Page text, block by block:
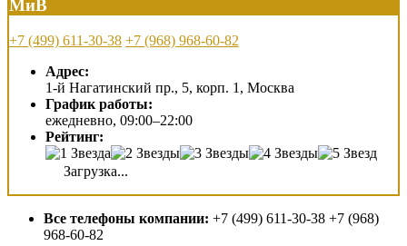
МиВ
+7 (499) 611-30-38 +7 (968) 968-60-82
Адрес:
1-й Нагатинский пр., 5, корп. 1, Москва
График работы:
ежедневно, 09:00–22:00
Рейтинг:
Загрузка...
Все телефоны компании: +7 (499) 611-30-38 +7 (968)
968-60-82